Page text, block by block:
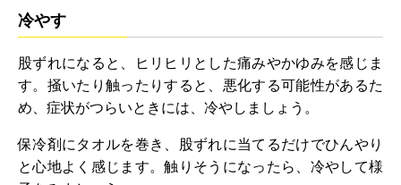
冷やす
股ずれになると、ヒリヒリとした痛みやかゆみを感じま
す。掻いたり触ったりすると、悪化する可能性があるた
め、症状がつらいときには、冷やしましょう。
保冷剤にタオルを巻き、股ずれに当てるだけでひんやり
と心地よく感じます。触りそうになったら、冷やして様